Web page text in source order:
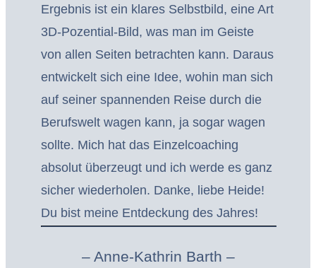
Ergebnis ist ein klares Selbstbild, eine Art
3D-Pozential-Bild, was man im Geiste
von allen Seiten betrachten kann. Daraus
entwickelt sich eine Idee, wohin man sich
auf seiner spannenden Reise durch die
Berufswelt wagen kann, ja sogar wagen
sollte. Mich hat das Einzelcoaching
absolut überzeugt und ich werde es ganz
sicher wiederholen. Danke, liebe Heide!
Du bist meine Entdeckung des Jahres!
– Anne-Kathrin Barth –